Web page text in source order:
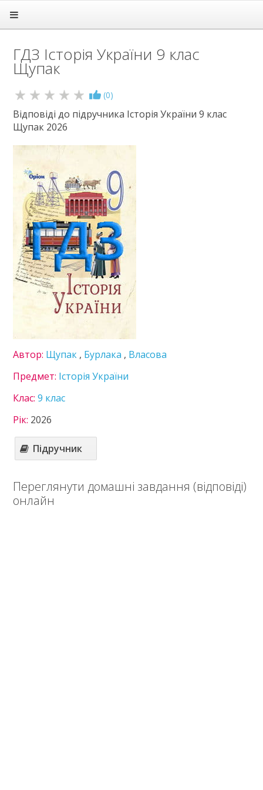
Підручники
ГДЗ
1 клас
3 клас
4 клас
5 клас
6 клас
8 клас
9 клас
Алгебра
Англійська мова
Біологія
Всесвітня історія
Географія
Геометрія
Зарубіжна література
Інформатика
Історія України
Німецька мова
Правознавство
Українська література
Українська мова
Хімія
10 клас
11 клас
Зв'язок
ГДЗ Історія України 9 клас
Щупак
(0)
Відповіді до підручника Історія України 9 клас
Щупак 2026
Автор: Щупак , Бурлака , Власова
Предмет: Історія України
Клас:9 клас
Рік: 2026
Підручник
Переглянути домашні завдання (відповіді)
онлайн